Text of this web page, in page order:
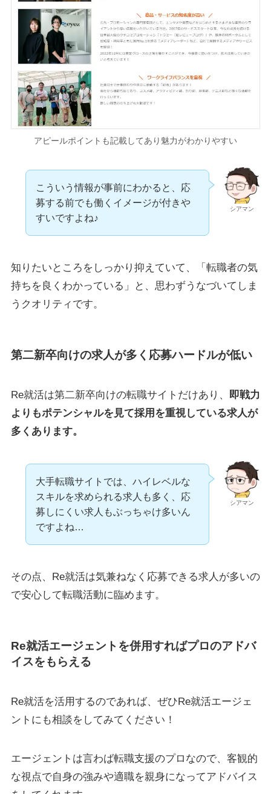
アピールポイントも記載してあり魅力がわかりやすい
シアマン
こういう情報が事前にわかると、応
募する前でも働くイメージが付きや
すいですよね♪
知りたいところをしっかり抑えていて、「転職者の気
持ちを良くわかっている」と、思わずうなづいてしま
うクオリティです。
第二新卒向けの求人が多く応募ハードルが低い
Re就活は第二新卒向けの転職サイトだけあり、 即戦力
よりもポテンシャルを見て採用を重視している求人が
多くあります。
シアマン
大手転職サイトでは、ハイレベルな
スキルを求められる求人も多く、応
募しにくい求人もぶっちゃけ多いん
ですよね…
その点、Re就活は気兼ねなく応募できる求人が多いの
で安心して転職活動に臨めます。
Re就活エージェントを併用すればプロのアドバ
イスをもらえる
Re就活を活用するのであれば、ぜひRe就活エージェ
ントにも相談をしてみてください！
エージェントは言わば転職支援のプロなので、客観的
な視点で自身の強みや適職を親身になってアドバイス